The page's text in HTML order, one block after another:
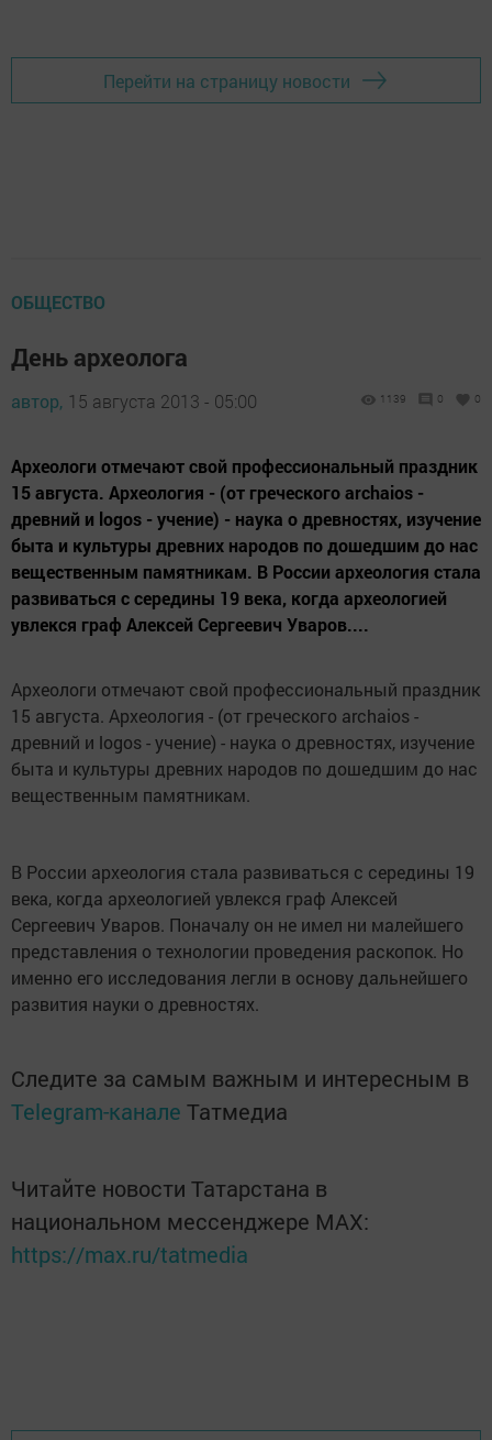
Перейти на страницу новости
ОБЩЕСТВО
День археолога
автор, 15 августа 2013 - 05:00 1139 0 0
Археологи отмечают свой профессиональный праздник
15 августа. Археология - (от греческого archaios -
древний и logos - учение) - наука о древностях, изучение
быта и культуры древних народов по дошедшим до нас
вещественным памятникам. В России археология стала
развиваться с середины 19 века, когда археологией
увлекся граф Алексей Сергеевич Уваров....
Археологи отмечают свой профессиональный праздник
15 августа. Археология - (от греческого archaios -
древний и logos - учение) - наука о древностях, изучение
быта и культуры древних народов по дошедшим до нас
вещественным памятникам.
В России археология стала развиваться с середины 19
века, когда археологией увлекся граф Алексей
Сергеевич Уваров. Поначалу он не имел ни малейшего
представления о технологии проведения раскопок. Но
именно его исследования легли в основу дальнейшего
развития науки о древностях.
Следите за самым важным и интересным в
Telegram-канале Татмедиа
Читайте новости Татарстана в
национальном мессенджере MАХ:
https://max.ru/tatmedia